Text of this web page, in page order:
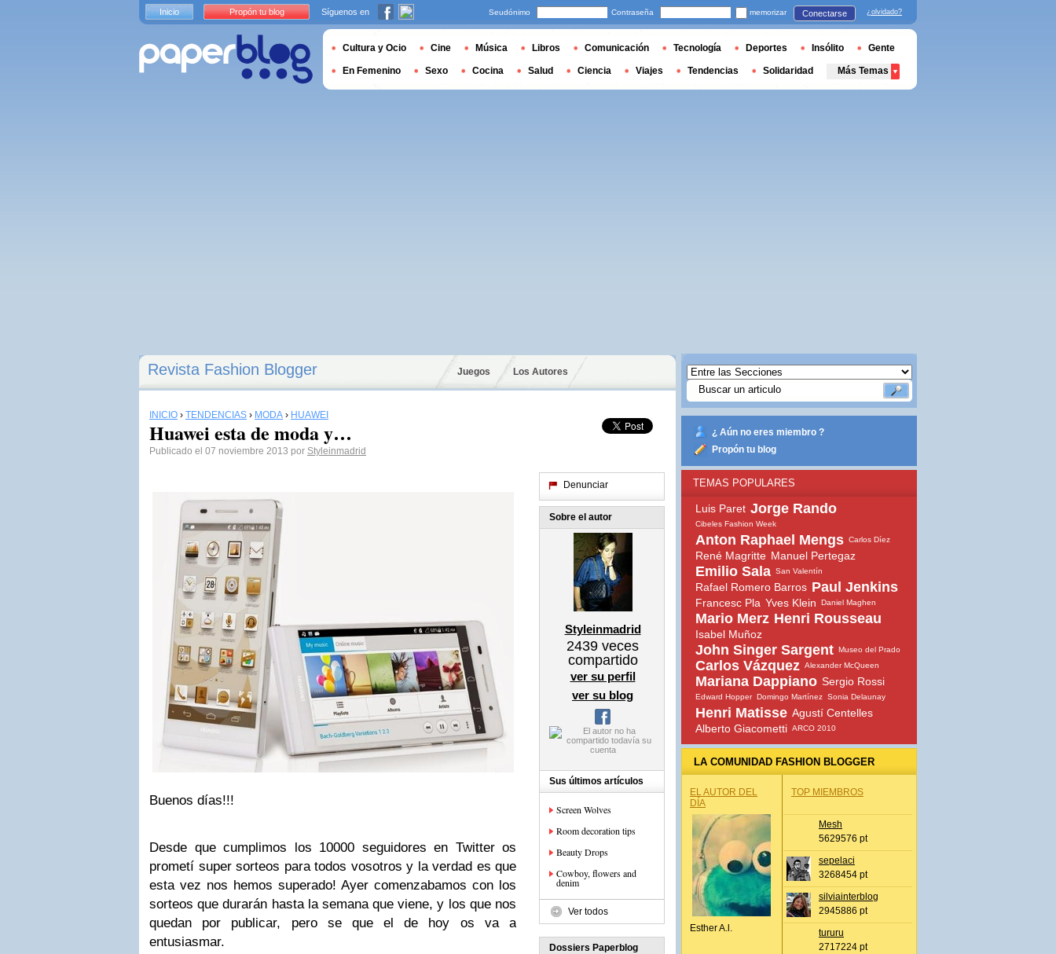
Revista Fashion Blogger Juegos Los Autores
INICIO › TENDENCIAS › MODA › HUAWEI
Huawei esta de moda y…
Publicado el 07 noviembre 2013 por Styleinmadrid
Buenos días!!!
Desde que cumplimos los 10000 seguidores en Twitter os
prometí super sorteos para todos vosotros y la verdad es que
esta vez nos hemos superado! Ayer comenzabamos con los
sorteos que durarán hasta la semana que viene, y los que nos
quedan por publicar, pero se que el de hoy os va a
entusiasmar.
Denunciar
Sobre el autor
Styleinmadrid
2439 veces
compartido
ver su perfil
ver su blog
Sus últimos artículos
Screen Wolves
Room decoration tips
Beauty Drops
Cowboy, flowers and
denim
Ver todos
Dossiers Paperblog
¿ Aún no eres miembro ?
Propón tu blog
TEMAS POPULARES
Luis Paret Jorge Rando
Cibeles Fashion Week
Anton Raphael Mengs Carlos Díez
René Magritte Manuel Pertegaz
Emilio Sala San Valentín
Rafael Romero Barros Paul Jenkins
Francesc Pla Yves Klein Daniel Maghen
Mario Merz Henri Rousseau
Isabel Muñoz
John Singer Sargent Museo del Prado
Carlos Vázquez Alexander McQueen
Mariana Dappiano Sergio Rossi
Edward Hopper Domingo Martínez Sonia Delaunay
Henri Matisse Agustí Centelles
Alberto Giacometti ARCO 2010
LA COMUNIDAD FASHION BLOGGER
EL AUTOR DEL
DÍA
Esther A.l.
TOP MIEMBROS
Mesh
5629576 pt
sepelaci
3268454 pt
silviainterblog
2945886 pt
tururu
2717224 pt
Inicio Propón tu blog Síguenos en Seudónimo Contraseña memorizar Conectarse ¿olvidado?
Cultura y Ocio Cine Música Libros Comunicación Tecnología Deportes Insólito Gente
En Femenino Sexo Cocina Salud Ciencia Viajes Tendencias Solidaridad Más Temas